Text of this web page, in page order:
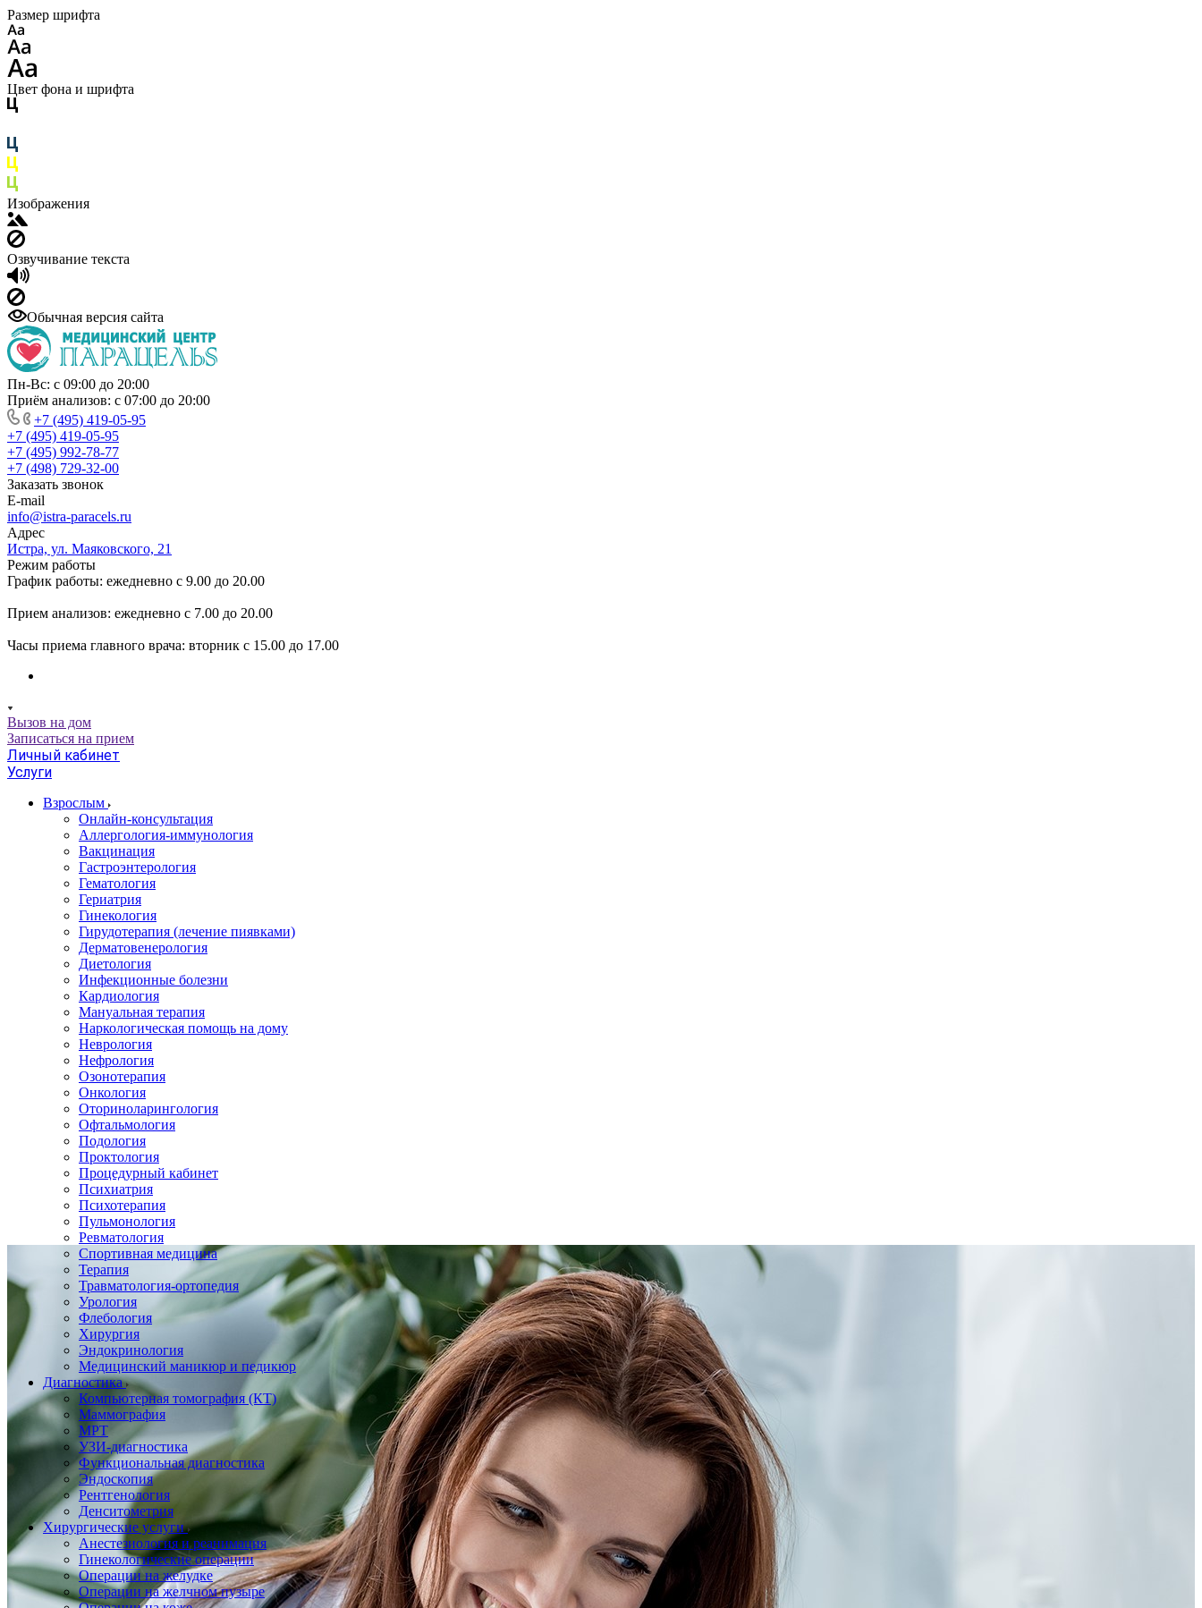
Размер шрифта
Цвет фона и шрифта
Изображения
Озвучивание текста
Обычная версия сайта
Пн-Вс: с 09:00 до 20:00
Приём анализов: с 07:00 до 20:00
+7 (495) 419-05-95
+7 (495) 419-05-95
+7 (495) 992-78-77
+7 (498) 729-32-00
Заказать звонок
E-mail
info@istra-paracels.ru
Адрес
Истра, ул. Маяковского, 21
Режим работы
График работы: ежедневно с 9.00 до 20.00
Прием анализов: ежедневно с 7.00 до 20.00
Часы приема главного врача: вторник с 15.00 до 17.00
Вызов на дом
Записаться на прием
Личный кабинет
Услуги
Взрослым
Онлайн-консультация
Аллергология-иммунология
Вакцинация
Гастроэнтерология
Гематология
Гериатрия
Гинекология
Гирудотерапия (лечение пиявками)
Дерматовенерология
Диетология
Инфекционные болезни
Кардиология
Мануальная терапия
Наркологическая помощь на дому
Неврология
Нефрология
Озонотерапия
Онкология
Оториноларингология
Офтальмология
Подология
Проктология
Процедурный кабинет
Психиатрия
Психотерапия
Пульмонология
Ревматология
Спортивная медицина
Терапия
Травматология-ортопедия
Урология
Флебология
Хирургия
Эндокринология
Медицинский маникюр и педикюр
Диагностика
Компьютерная томография (КТ)
Маммография
МРТ
УЗИ-диагностика
Функциональная диагностика
Эндоскопия
Рентгенология
Денситометрия
Хирургические услуги
Анестезиология и реанимация
Гинекологические операции
Операции на желудке
Операции на желчном пузыре